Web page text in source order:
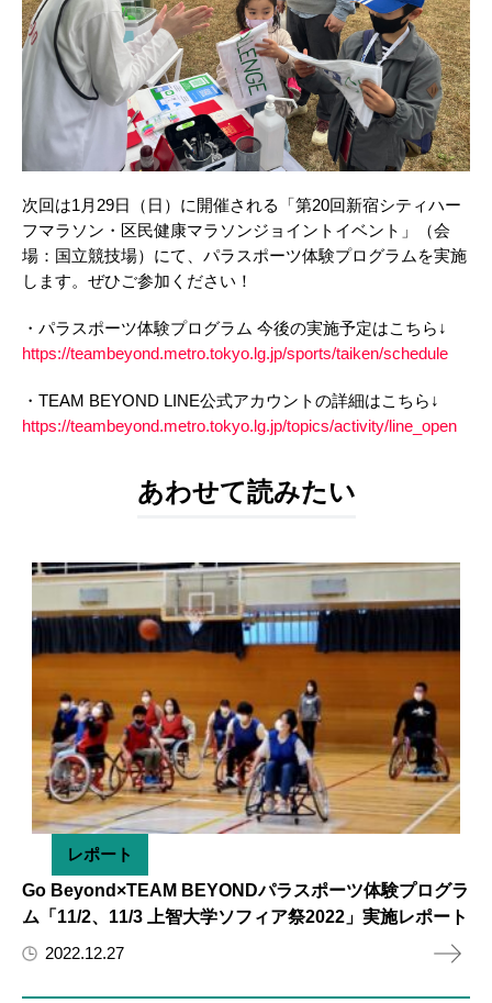
次回は1月29日（日）に開催される「第20回新宿シティハー
フマラソン・区民健康マラソンジョイントイベント」（会
場：国立競技場）にて、パラスポーツ体験プログラムを実施
します。ぜひご参加ください！
・パラスポーツ体験プログラム 今後の実施予定はこちら↓
https://teambeyond.metro.tokyo.lg.jp/sports/taiken/schedule
・TEAM BEYOND LINE公式アカウントの詳細はこちら↓
https://teambeyond.metro.tokyo.lg.jp/topics/activity/line_open
あわせて読みたい
レポート
Go Beyond×TEAM BEYONDパラスポーツ体験プログラ
ム「11/2、11/3 上智大学ソフィア祭2022」実施レポート
2022.12.27